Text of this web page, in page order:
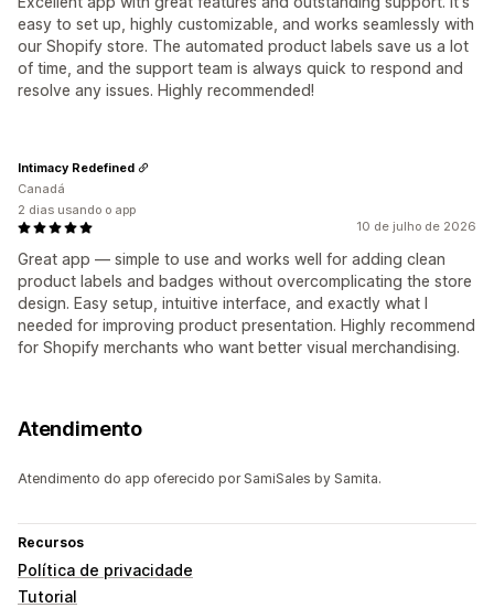
easy to set up, highly customizable, and works seamlessly with
our Shopify store. The automated product labels save us a lot
of time, and the support team is always quick to respond and
resolve any issues. Highly recommended!
10 de julho de 2026
Great app — simple to use and works well for adding clean
product labels and badges without overcomplicating the store
design. Easy setup, intuitive interface, and exactly what I
needed for improving product presentation. Highly recommend
for Shopify merchants who want better visual merchandising.
Intimacy Redefined
Canadá
2 dias usando o app
Atendimento
Atendimento do app oferecido por SamiSales by Samita.
Recursos
Política de privacidade
Tutorial